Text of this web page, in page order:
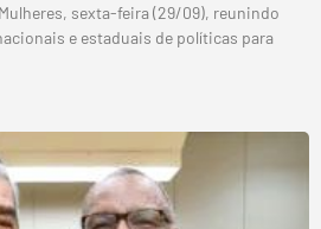
sexta-feira (29/09), reunindo
e estaduais de políticas para